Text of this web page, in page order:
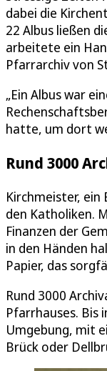
dabei die
22 Albus ließen
arbeitete ein
Pfarrarchiv von
„Ein Albus war
hatte, um dort
Rund 3000
Kirchmeister, ein
den Katholiken.
Finanzen der
in den Händen
Papier, das
Rund 3000
Pfarrhauses. Bis
Umgebung, mit
Brück oder